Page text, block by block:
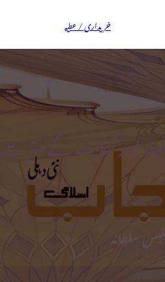
خریداری / عطیہ
اور کفایت کے منتر سے
سلطانہ